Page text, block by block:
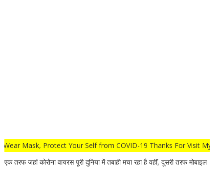
Mask, Protect Your Self from COVID-19 Thanks For Visit My
एक तरफ जहां कोरोना वायरस पूरी दुनिया में तबाही मचा रहा है वहीं, दूसरी तरफ मोबाइल